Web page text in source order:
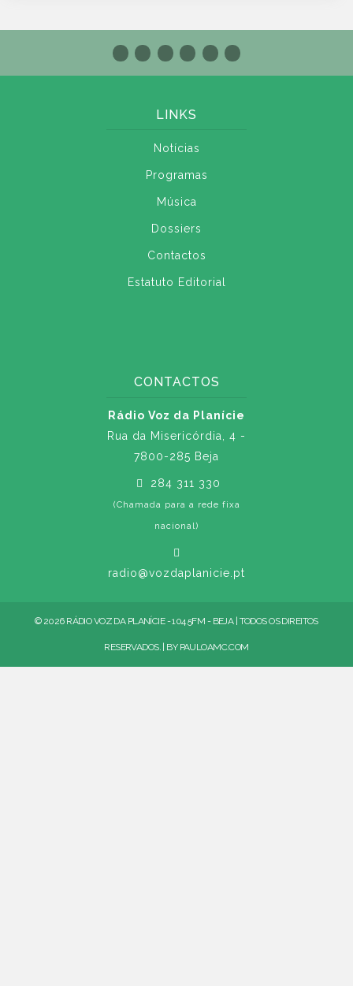
LINKS
Notícias
Programas
Música
Dossiers
Contactos
Estatuto Editorial
CONTACTOS
Rádio Voz da Planície
Rua da Misericórdia, 4 -
7800-285 Beja
284 311 330
(Chamada para a rede fixa
nacional)
radio@vozdaplanicie.pt
© 2026 RÁDIO VOZ DA PLANÍCIE - 104.5FM - BEJA | TODOS OS DIREITOS
RESERVADOS. | BY PAULOAMC.COM